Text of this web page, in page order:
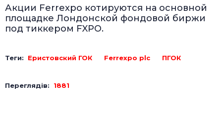
Акции Ferrexpo котируются на основной
площадке Лондонской фондовой биржи
под тиккером FXPO.
Теги: Еристовский ГОК Ferrexpo plc ПГОК
Переглядів: 1881